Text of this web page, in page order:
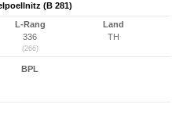
(B 281)
L-Rang
336
(266)
Land
TH
BPL